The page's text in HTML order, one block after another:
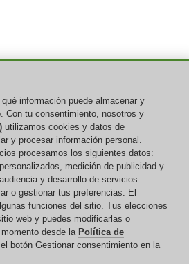
©2013-2026. Todos los derechos
| Privacidad-Cookie-Gestionar las
de descuento para España.
compras online en España.
información puede almacenar y
Con tu consentimiento, nosotros y
utilizamos cookies y datos de
y procesar información personal.
procesamos los siguientes datos:
medición de publicidad y
y desarrollo de servicios.
o gestionar tus preferencias. El
funciones del sitio. Tus elecciones
web y puedes modificarlas o
desde la Política de
botón Gestionar consentimiento en la